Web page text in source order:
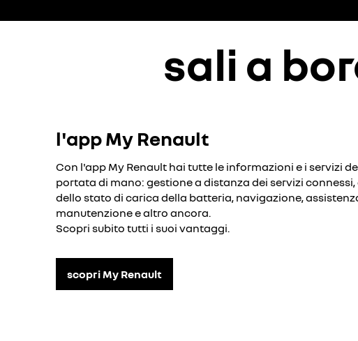
sali a
l'app My Renault
Con l'app My Renault hai tutte le informazioni e i servizi
portata di mano: gestione a distanza dei servizi
dello stato di carica della batteria, navigazione,
manutenzione e altro ancora.
Scopri subito tutti i suoi vantaggi.
scopri My Renault